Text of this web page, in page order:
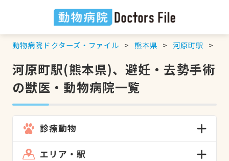
動物病院ドクターズ・ファイル 熊本県 河原町駅
河原町駅(熊本県)、避妊・去勢手術
の獣医・動物病院一覧
診療動物
エリア・駅